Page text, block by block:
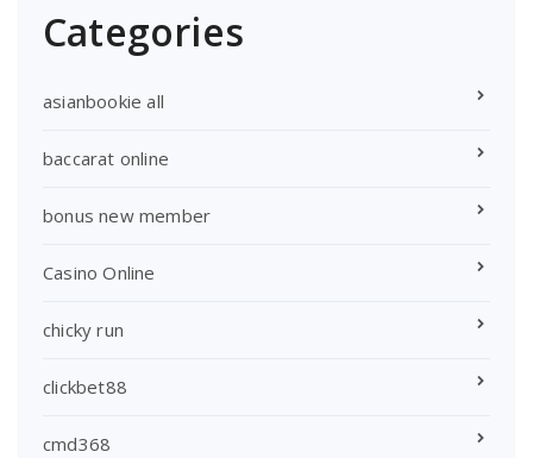
Categories
asianbookie all
baccarat online
bonus new member
Casino Online
chicky run
clickbet88
cmd368